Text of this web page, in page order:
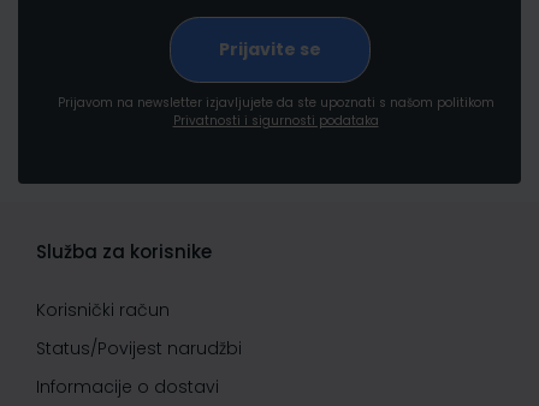
Prijavom na newsletter izjavljujete da ste upoznati s našom politikom
Privatnosti i sigurnosti podataka
Služba za korisnike
Korisnički račun
Status/Povijest narudžbi
Informacije o dostavi